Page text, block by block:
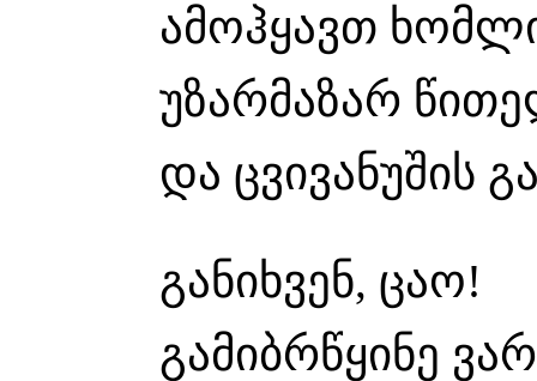
ამოჰყავთ
უზარმაზარ
და ცვივანუშის
განიხვენ, ცაო!
გამიბრწყინე